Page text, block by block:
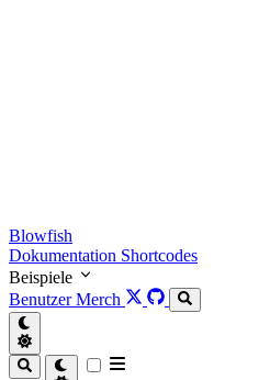
Blowfish
Dokumentation Shortcodes
Beispiele
BenutzerMerch